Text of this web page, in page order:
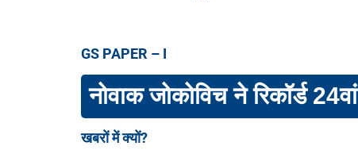
GS PAPER – I
नोवाक जोकोविच ने रिकॉर्ड
खबरों में क्यों?